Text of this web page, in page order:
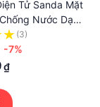
này.
Tử Sanda Mặt
Nước Dạ
Nam
(3)
-7%
₫